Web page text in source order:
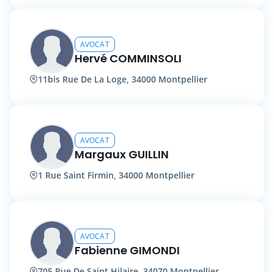
AVOCAT
Hervé COMMINSOLI
11bis Rue De La Loge, 34000 Montpellier
AVOCAT
Margaux GUILLIN
1 Rue Saint Firmin, 34000 Montpellier
AVOCAT
Fabienne GIMONDI